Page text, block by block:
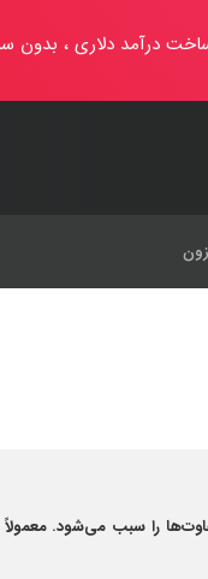
درآمد دلاری ، بدون
را سبب می‌شود. معمولاً